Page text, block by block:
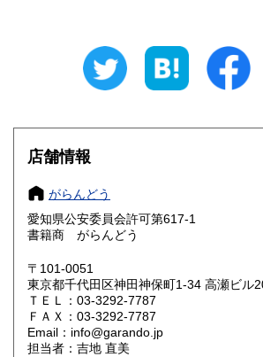
200円 三重県
大阪府
奈良県
鳥取県 200円
岡山県
山口県 200円
香川県 200円
店舗情報
がらんどう
愛知県公安委員会許可第617-1
書籍商 がらんどう
〒101-0051
東京都千代田区神田神保町1-34 高瀬ビル
ＴＥＬ：03-3292-7787
ＦＡＸ：03-3292-7787
Email：info@garando.jp
担当者：吉地 直美